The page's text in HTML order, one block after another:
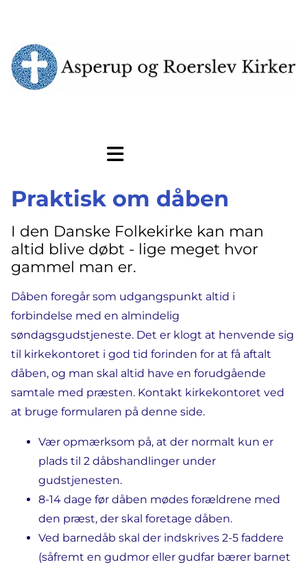
Praktisk om dåben
I den Danske Folkekirke kan man
altid blive døbt - lige meget hvor
gammel man er.
Dåben foregår som udgangspunkt altid i
forbindelse med en almindelig
søndagsgudstjeneste. Det er klogt at henvende sig
til kirkekontoret i god tid forinden for at få aftalt
dåben, og man skal altid have en forudgående
samtale med præsten. Kontakt kirkekontoret ved
at bruge formularen på denne side.
Vær opmærksom på, at der normalt kun er
plads til 2 dåbshandlinger under
gudstjenesten.
8-14 dage før dåben mødes forældrene med
den præst, der skal foretage dåben.
Ved barnedåb skal der indskrives 2-5 faddere
(såfremt en gudmor eller gudfar bærer barnet